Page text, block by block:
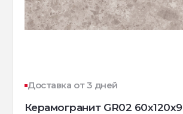
Доставка от 3 дней
Керамогранит GR02 60x120x9